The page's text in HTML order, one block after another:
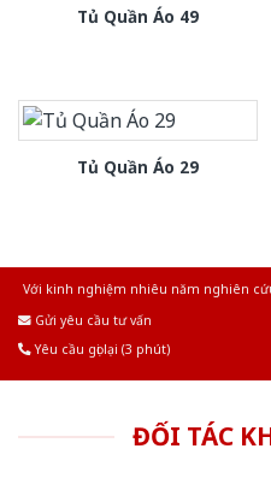
Tủ Quần Áo 49
Tủ Quần Áo 29
Với kinh nghiệm nhiêu năm nghiên
Gửi yêu cầu tư vấn
Yêu cầu gọi lại (3 phút)
ĐỐI TÁC